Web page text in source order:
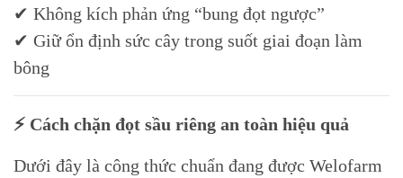
✔ Không kích phản ứng “bung đọt ngược”
✔ Giữ ổn định sức cây trong suốt giai đoạn làm
bông
⚡ Cách chặn đọt sầu riêng an toàn hiệu quả
Dưới đây là công thức chuẩn đang được Welofarm